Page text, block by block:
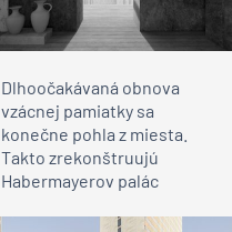
Dlhoočakávaná obnova
vzácnej pamiatky sa
konečne pohla z miesta.
Takto zrekonštruujú
Habermayerov palác